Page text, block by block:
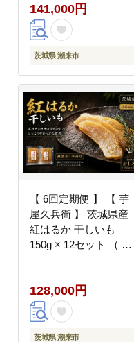
芋 干芋 野菜 やさい デ
ザート スイーツ おやつ
ギフト 贈答 プレゼント
141,000円
茨城県 潮来市
【 6回定期便 】 【 芋
屋久兵衛 】 茨城県産
紅はるか 干しいも
150g × 12セット （ 計
べにはるか 干し芋 干芋
野菜 やさい デザート
スイーツ おやつ ギフト
贈答 プレゼント
128,000円
茨城県 潮来市